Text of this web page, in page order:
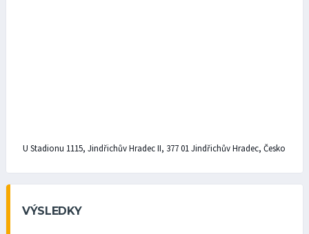
U Stadionu 1115, Jindřichův Hradec II, 377 01 Jindřichův Hradec, Česko
VÝSLEDKY